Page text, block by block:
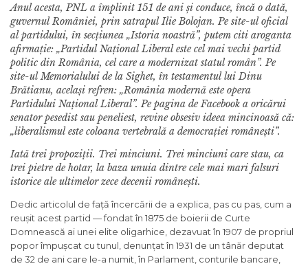
Anul acesta, PNL a împlinit 151 de ani și conduce, încă o dată,
guvernul României, prin satrapul Ilie Bolojan. Pe site-ul oficial
al partidului, în secțiunea „Istoria noastră”, putem citi aroganta
afirmație: „Partidul Național Liberal este cel mai vechi partid
politic din România, cel care a modernizat statul român”. Pe
site-ul Memorialului de la Sighet, în testamentul lui Dinu
Brătianu, același refren: „România modernă este opera
Partidului Național Liberal”. Pe pagina de Facebook a oricărui
senator pesedist sau peneliest, revine obsesiv ideea mincinoasă că:
„liberalismul este coloana vertebrală a democrației românești”.
Iată trei propoziții. Trei minciuni. Trei minciuni care stau, ca
trei pietre de hotar, la baza unuia dintre cele mai mari falsuri
istorice ale ultimelor zece decenii românești.
Dedic articolul de față încercării de a explica, pas cu pas, cum a
reușit acest partid — fondat în 1875 de boierii de Curte
Domnească ai unei elite oligarhice, dezavuat în 1907 de propriul
popor împușcat cu tunul, denunțat în 1931 de un tânăr deputat
de 32 de ani care le-a numit, în Parlament, conturile bancare,